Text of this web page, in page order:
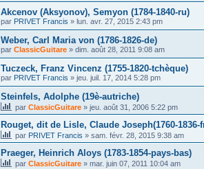
Akcenov (Aksyonov), Semyon (1784-1840-ru)
par PRIVET Francis » lun. avr. 27, 2015 2:43 pm
Weber, Carl Maria von (1786-1826-de)
par ClassicGuitare » dim. août 28, 2011 9:08 am
Tuczeck, Franz Vincenz (1755-1820-tchèque)
par PRIVET Francis » jeu. juil. 17, 2014 5:28 pm
Steinfels, Adolphe (19è-autriche)
par ClassicGuitare » jeu. août 31, 2006 5:22 pm
Rouget, dit de Lisle, Claude Joseph(1760-1836-
par PRIVET Francis » sam. févr. 28, 2015 9:38 am
Praeger, Heinrich Aloys (1783-1854-pays-bas)
par ClassicGuitare » mar. juin 07, 2011 10:04 am